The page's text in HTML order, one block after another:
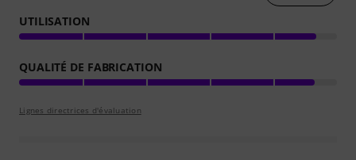
UTILISATION
QUALITÉ DE FABRICATION
Lignes directrices d'évaluation